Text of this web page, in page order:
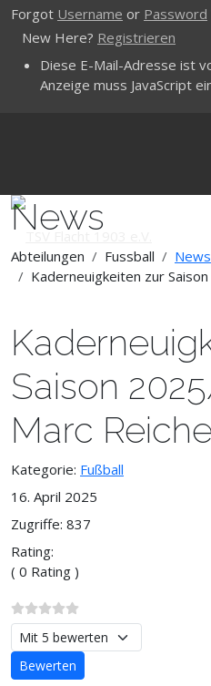
Forgot Username or Password
New Here? Registrieren
Diese E-Mail-Adresse ist
Anzeige muss JavaScript
News
Abteilungen Fussball
News
Kaderneuigkeiten zur
Saison
Marc
Kategorie: Fußball
16. April 2025
Zugriffe: 837
Rating:
( 0 Rating )
Bitte bewerten